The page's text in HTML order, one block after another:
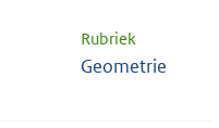
Rubriek
Geometrie